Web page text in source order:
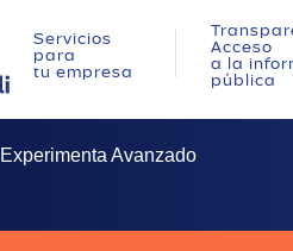
Servicios
para
tu empresa
Acceso
a la
pública
Avanzado